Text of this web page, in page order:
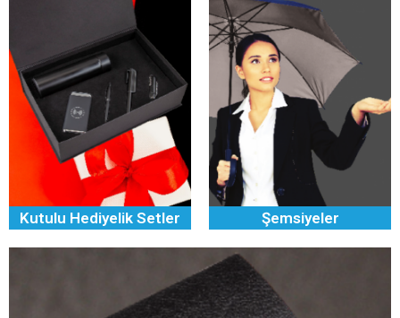
Şemsiyeler
Kutulu Hediyelik Setler